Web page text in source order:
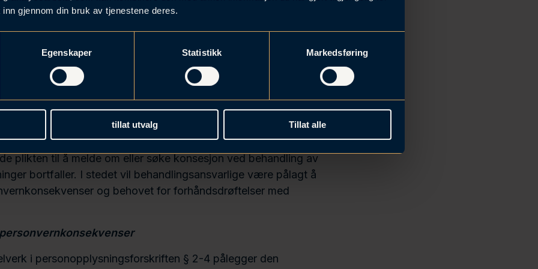
gjennom din bruk av tjenestene deres.
Egenskaper Statistikk Markedsføring
tillat utvalg Tillat alle
dataportabilitet»).
får nye plikter
får en rekke lovfestede plikter etter GDPR som i vareriende
gjeldende praksis. Blant annet skal databehandlere med over 250
for Datatilsynet ved påkrav.
plikten til å melde om eller søke konsesjon ved behandling av
bortfaller. I stedet vil behandlingsansvarlige være pålagt å
og behovet for forhåndsdrøftelser med
i personopplysningsforskriften § 2-4 pålegger den